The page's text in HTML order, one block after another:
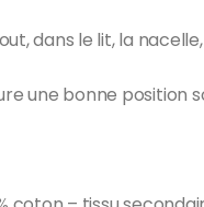
dans le lit, la
une bonne position